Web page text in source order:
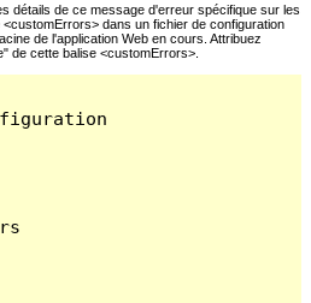
détails de ce message d'erreur spécifique sur les
dans un fichier de configuration
de l'application Web en cours. Attribuez
de cette balise <customErrors>.